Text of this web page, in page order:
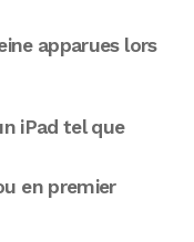
apparues lors
iPad tel que
en premier